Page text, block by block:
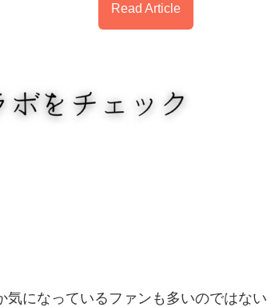
Read Article
になっているファンも多いのではない